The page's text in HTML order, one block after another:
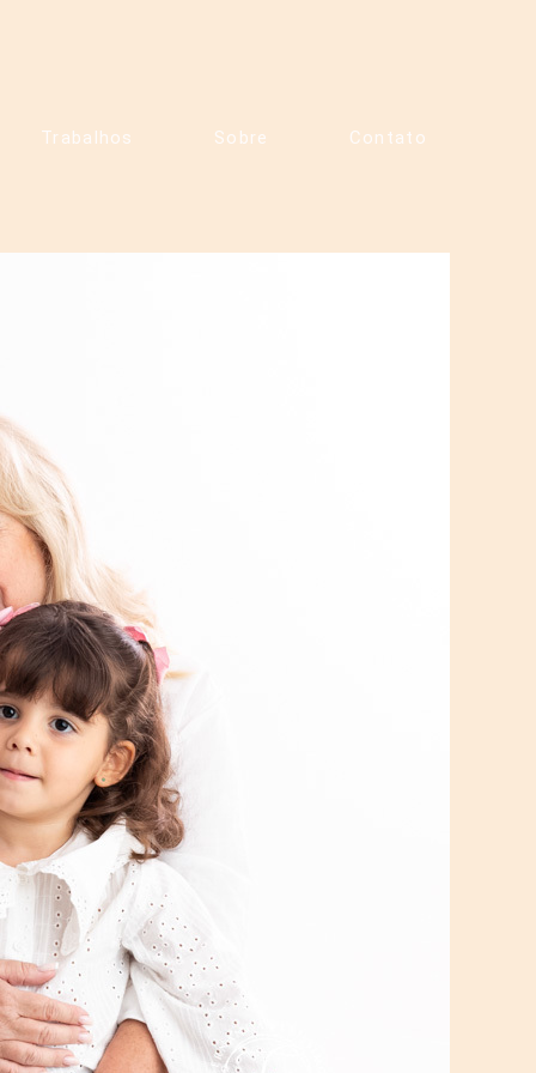
Trabalhos Sobre Contato